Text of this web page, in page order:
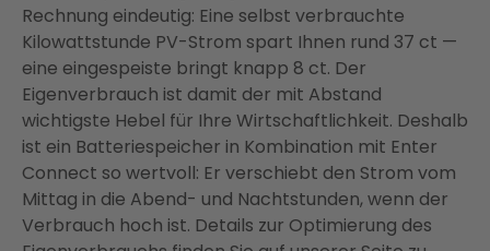
Rechnung eindeutig: Eine selbst verbrauchte
Kilowattstunde PV-Strom spart Ihnen rund 37 ct —
eine eingespeiste bringt knapp 8 ct. Der
Eigenverbrauch ist damit der mit Abstand
wichtigste Hebel für Ihre Wirtschaftlichkeit. Deshalb
ist ein Batteriespeicher in Kombination mit Enter
Connect so wertvoll: Er verschiebt den Strom vom
Mittag in die Abend- und Nachtstunden, wenn der
Verbrauch hoch ist. Details zur Optimierung des